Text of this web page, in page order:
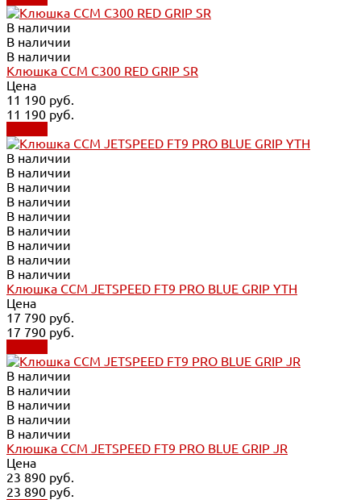
В наличии
В наличии
В наличии
Клюшка CCM C300 RED GRIP SR
Цена
11 190 руб.
11 190 руб.
В наличии
В наличии
В наличии
В наличии
В наличии
В наличии
В наличии
В наличии
В наличии
Клюшка CCM JETSPEED FT9 PRO BLUE GRIP YTH
Цена
17 790 руб.
17 790 руб.
В наличии
В наличии
В наличии
В наличии
В наличии
Клюшка CCM JETSPEED FT9 PRO BLUE GRIP JR
Цена
23 890 руб.
23 890 руб.